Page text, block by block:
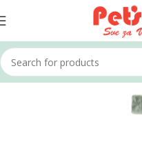
Home Mačke Grebalice